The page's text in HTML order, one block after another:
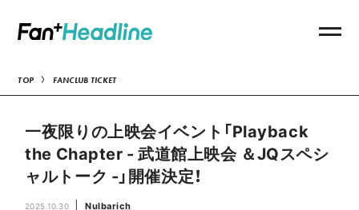
TOP FANCLUB TICKET
一夜限りの上映会イベント「Playback
the Chapter - 武道館上映会 ＆JQスペシ
ャルトーク -」開催決定！
2025.10.30 Nulbarich